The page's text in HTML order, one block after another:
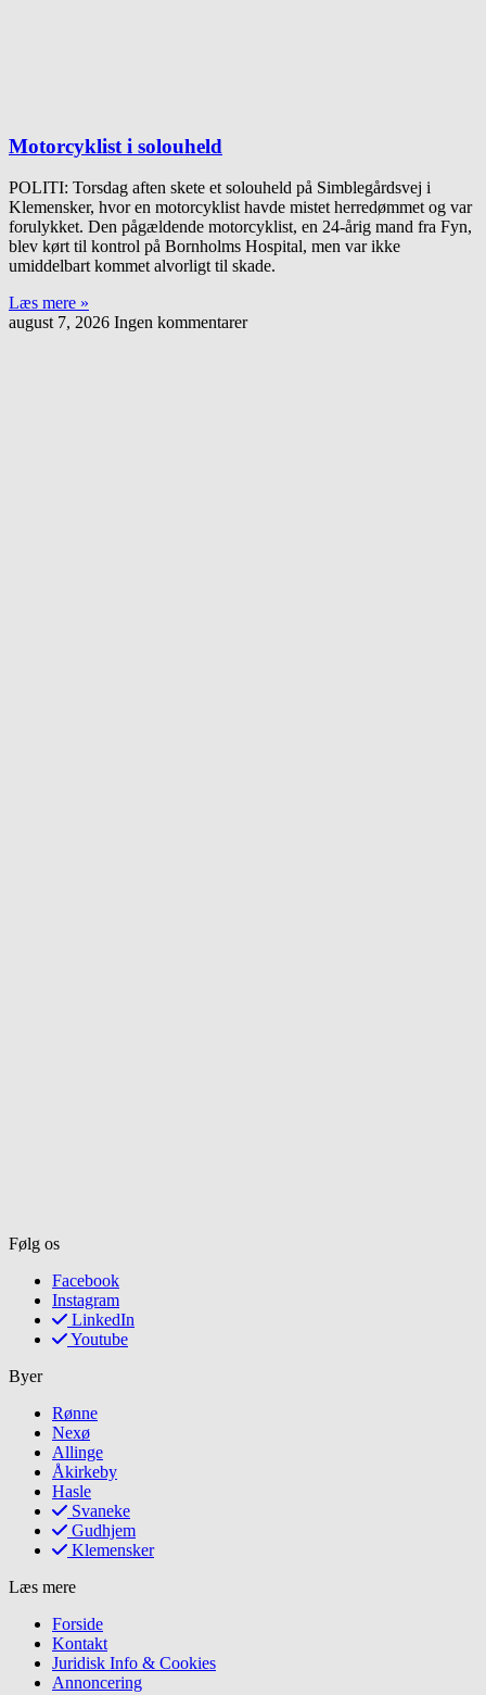
Motorcyklist i solouheld
POLITI: Torsdag aften skete et solouheld på Simblegårdsvej i
Klemensker, hvor en motorcyklist havde mistet herredømmet og var
forulykket. Den pågældende motorcyklist, en 24-årig mand fra Fyn,
blev kørt til kontrol på Bornholms Hospital, men var ikke
umiddelbart kommet alvorligt til skade.
Læs mere »
august 7, 2026 Ingen kommentarer
Følg os
Facebook
Instagram
LinkedIn
Youtube
Byer
Rønne
Nexø
Allinge
Åkirkeby
Hasle
Svaneke
Gudhjem
Klemensker
Læs mere
Forside
Kontakt
Juridisk Info & Cookies​
Annoncering